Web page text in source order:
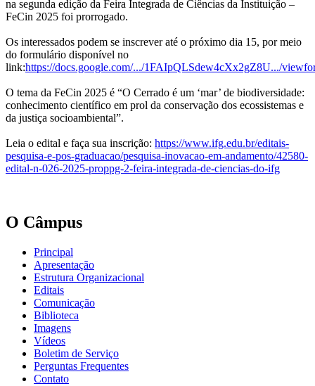
na segunda edição da Feira Integrada de Ciências da Instituição –
FeCin 2025 foi prorrogado.
Os interessados podem se inscrever até o próximo dia 15, por meio
do formulário disponível no
link:https://docs.google.com/.../1FAIpQLSdew4cXx2gZ8U.../
O tema da FeCin 2025 é “O Cerrado é um ‘mar’ de biodiversidade:
conhecimento científico em prol da conservação dos ecossistemas e
da justiça socioambiental”.
Leia o edital e faça sua inscrição: https://www.ifg.edu.br/editais-
pesquisa-e-pos-graduacao/pesquisa-inovacao-em-andamento/42580-
edital-n-026-2025-proppg-2-feira-integrada-de-ciencias-do-ifg
O Câmpus
Principal
Apresentação
Estrutura Organizacional
Editais
Comunicação
Biblioteca
Imagens
Vídeos
Boletim de Serviço
Perguntas Frequentes
Contato